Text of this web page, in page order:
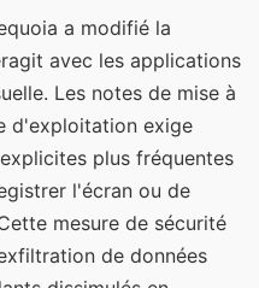
a modifié la
avec les applications
Les notes de mise à
d'exploitation exige
plus fréquentes
l'écran ou de
mesure de sécurité
de données